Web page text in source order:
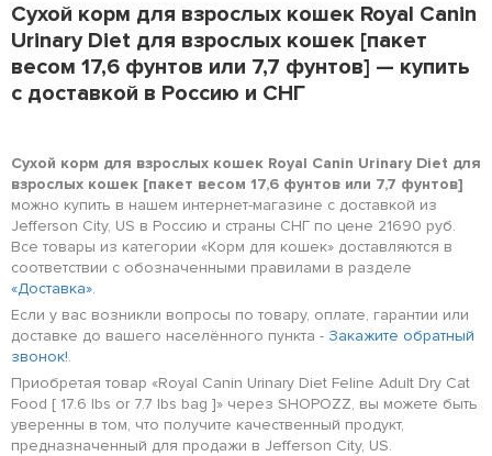
Сухой корм для взрослых кошек Royal Canin
Urinary Diet для взрослых кошек [пакет
весом 17,6 фунтов или 7,7 фунтов] — купить
с доставкой в Россию и СНГ
Сухой корм для взрослых кошек Royal Canin Urinary Diet для
взрослых кошек [пакет весом 17,6 фунтов или 7,7 фунтов]
можно купить в нашем интернет-магазине с доставкой из
Jefferson City, US в Россию и страны СНГ по цене 21690 руб.
Все товары из категории «Корм для кошек» доставляются в
соответствии с обозначенными правилами в разделе
«Доставка».
Если у вас возникли вопросы по товару, оплате, гарантии или
доставке до вашего населённого пункта - Закажите обратный
звонок!.
Приобретая товар «Royal Canin Urinary Diet Feline Adult Dry Cat
Food [ 17.6 lbs or 7.7 lbs bag ]» через SHOPOZZ, вы можете быть
уверенны в том, что получите качественный продукт,
предназначенный для продажи в Jefferson City, US.